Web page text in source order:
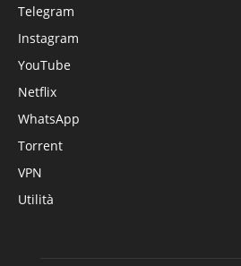
Telegram
Instagram
YouTube
Netflix
WhatsApp
Torrent
VPN
Utilità